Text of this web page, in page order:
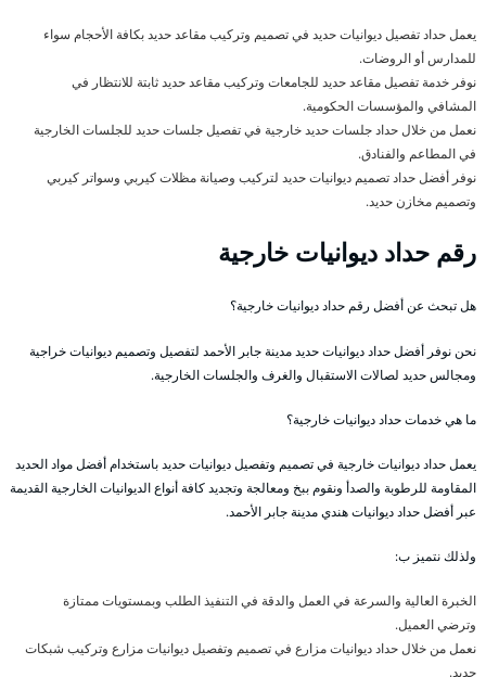
يعمل حداد تفصيل ديوانيات حديد في تصميم وتركيب مقاعد حديد بكافة الأحجام سواء
للمدارس أو الروضات.
نوفر خدمة تفصيل مقاعد حديد للجامعات وتركيب مقاعد حديد ثابتة للانتظار في
المشافي والمؤسسات الحكومية.
نعمل من خلال حداد جلسات حديد خارجية في تفصيل جلسات حديد للجلسات الخارجية
في المطاعم والفنادق.
نوفر أفضل حداد تصميم ديوانيات حديد لتركيب وصيانة مظلات كيربي وسواتر كيربي
وتصميم مخازن حديد.
رقم حداد ديوانيات خارجية
هل تبحث عن أفضل رقم حداد ديوانيات خارجية؟
نحن نوفر أفضل حداد ديوانيات حديد مدينة جابر الأحمد لتفصيل وتصميم ديوانيات خراجية
ومجالس حديد لصالات الاستقبال والغرف والجلسات الخارجية.
ما هي خدمات حداد ديوانيات خارجية؟
يعمل حداد ديوانيات خارجية في تصميم وتفصيل ديوانيات حديد باستخدام أفضل مواد الحديد
المقاومة للرطوبة والصدأ ونقوم ببخ ومعالجة وتجديد كافة أنواع الديوانيات الخارجية القديمة
عبر أفضل حداد ديوانيات هندي مدينة جابر الأحمد.
ولذلك نتميز ب:
الخبرة العالية والسرعة في العمل والدقة في التنفيذ الطلب وبمستويات ممتازة
وترضي العميل.
نعمل من خلال حداد ديوانيات مزارع في تصميم وتفصيل ديوانيات مزارع وتركيب شبكات
حديد.